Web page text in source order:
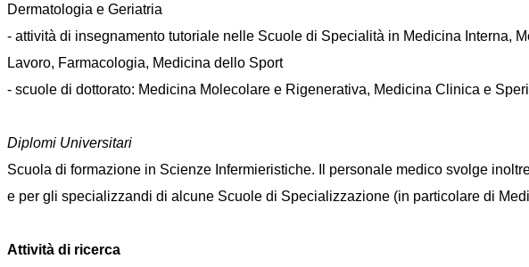
Dermatologia e Geriatria
- attività di insegnamento tutoriale nelle Scuole di Specialità in Medicina Interna,
Lavoro, Farmacologia, Medicina dello Sport
- scuole di dottorato: Medicina Molecolare e Rigenerativa, Medicina Clinica e
Diplomi Universitari
Scuola di formazione in Scienze Infermieristiche. Il personale medico svolge
e per gli specializzandi di alcune Scuole di Specializzazione (in particolare di
Attività di ricerca